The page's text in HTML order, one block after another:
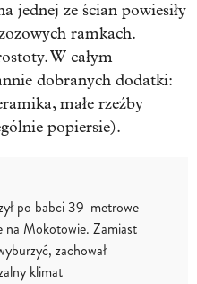
jednej ze ścian powiesiły
ramkach.
W całym
dobranych dodatki:
małe rzeźby
popiersie).
po babci 39-metrowe
na Mokotowie. Zamiast
zachował
klimat